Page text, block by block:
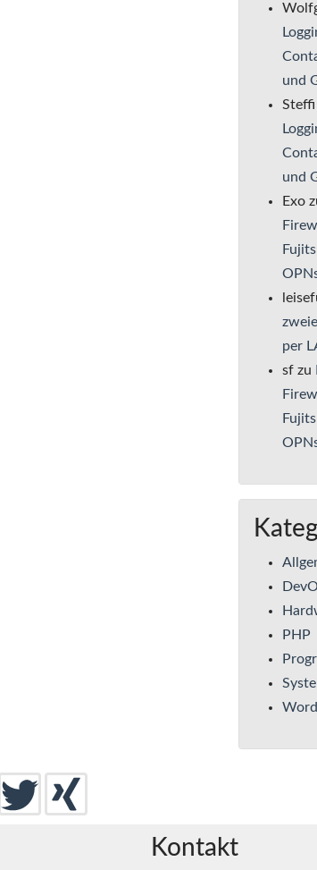
und
Steffi
und
Exo
per
sf zu
PHP
Kontakt